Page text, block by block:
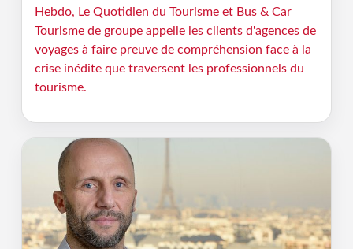
Hebdo, Le Quotidien du Tourisme et Bus & Car
Tourisme de groupe appelle les clients d'agences de
voyages à faire preuve de compréhension face à la
crise inédite que traversent les professionnels du
tourisme.